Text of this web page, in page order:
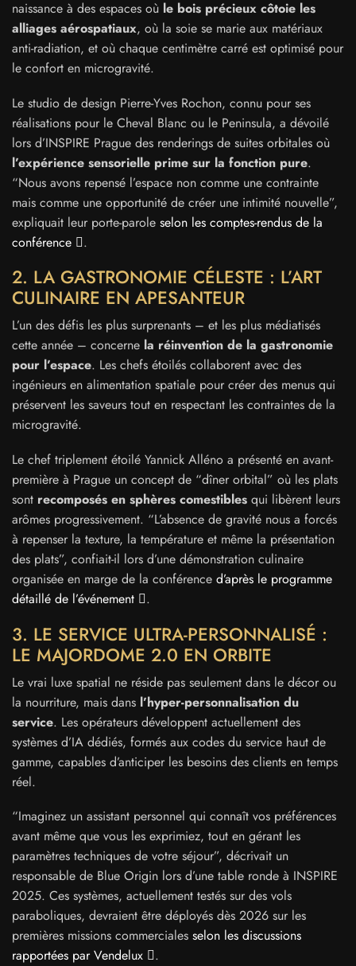
naissance à des espaces où le bois précieux côtoie les
alliages aérospatiaux, où la soie se marie aux matériaux
anti-radiation, et où chaque centimètre carré est optimisé pour
le confort en microgravité.
Le studio de design Pierre-Yves Rochon, connu pour ses
réalisations pour le Cheval Blanc ou le Peninsula, a dévoilé
lors d’INSPIRE Prague des renderings de suites orbitales où
l’expérience sensorielle prime sur la fonction pure.
“Nous avons repensé l’espace non comme une contrainte
mais comme une opportunité de créer une intimité nouvelle”,
expliquait leur porte-parole selon les comptes-rendus de la
conférence
.
2. LA GASTRONOMIE CÉLESTE : L’ART
CULINAIRE EN APESANTEUR
L’un des défis les plus surprenants – et les plus médiatisés
cette année – concerne la réinvention de la gastronomie
pour l’espace. Les chefs étoilés collaborent avec des
ingénieurs en alimentation spatiale pour créer des menus qui
préservent les saveurs tout en respectant les contraintes de la
microgravité.
Le chef triplement étoilé Yannick Alléno a présenté en avant-
première à Prague un concept de “dîner orbital” où les plats
sont recomposés en sphères comestibles qui libèrent leurs
arômes progressivement. “L’absence de gravité nous a forcés
à repenser la texture, la température et même la présentation
des plats”, confiait-il lors d’une démonstration culinaire
organisée en marge de la conférence d’après le programme
détaillé de l’événement
.
3. LE SERVICE ULTRA-PERSONNALISÉ :
LE MAJORDOME 2.0 EN ORBITE
Le vrai luxe spatial ne réside pas seulement dans le décor ou
la nourriture, mais dans l’hyper-personnalisation du
service. Les opérateurs développent actuellement des
systèmes d’IA dédiés, formés aux codes du service haut de
gamme, capables d’anticiper les besoins des clients en temps
réel.
“Imaginez un assistant personnel qui connaît vos préférences
avant même que vous les exprimiez, tout en gérant les
paramètres techniques de votre séjour”, décrivait un
responsable de Blue Origin lors d’une table ronde à INSPIRE
2025. Ces systèmes, actuellement testés sur des vols
paraboliques, devraient être déployés dès 2026 sur les
premières missions commerciales selon les discussions
rapportées par Vendelux
.